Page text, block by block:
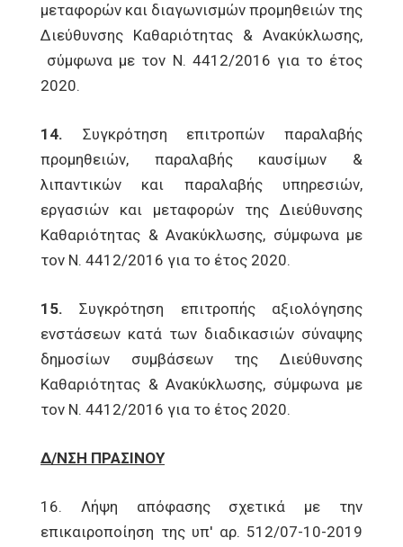
μεταφορών και διαγωνισμών προμηθειών της
Διεύθυνσης Καθαριότητας & Ανακύκλωσης,
σύμφωνα µε τον Ν. 4412/2016 για το έτος
2020.
14. Συγκρότηση επιτροπών παραλαβής
προμηθειών, παραλαβής καυσίμων &
λιπαντικών και παραλαβής υπηρεσιών,
εργασιών και μεταφορών της Διεύθυνσης
Καθαριότητας & Ανακύκλωσης, σύμφωνα µε
τον Ν. 4412/2016 για το έτος 2020.
15.Συγκρότηση επιτροπής αξιολόγησης
ενστάσεων κατά των διαδικασιών σύναψης
δημοσίων συμβάσεων της Διεύθυνσης
Καθαριότητας & Ανακύκλωσης, σύμφωνα µε
τον Ν. 4412/2016 για το έτος 2020.
Δ/ΝΣΗ ΠΡΑΣΙΝΟΥ
16. Λήψη απόφασης σχετικά με την
επικαιροποίηση της υπ' αρ. 512/07-10-2019